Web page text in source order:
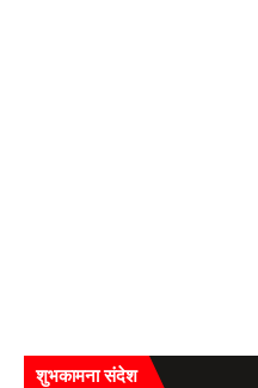
शुभकामना संदेश